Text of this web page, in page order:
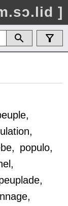
]
,
,
, populo,
,
,
,